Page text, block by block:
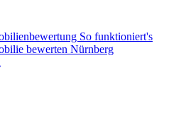
So funktioniert's
bewerten Nürnberg